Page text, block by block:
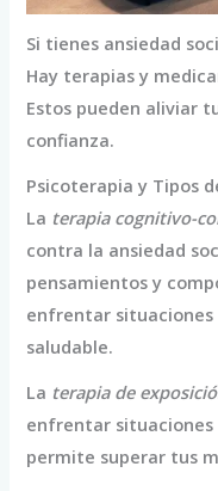
Si tienes ansiedad
Hay terapias y
Estos pueden aliviar
confianza.
Psicoterapia y Tipos
La terapia cognitivo-
contra la ansiedad
pensamientos y
enfrentar situaciones
saludable.
La terapia de
enfrentar situaciones
permite superar tus